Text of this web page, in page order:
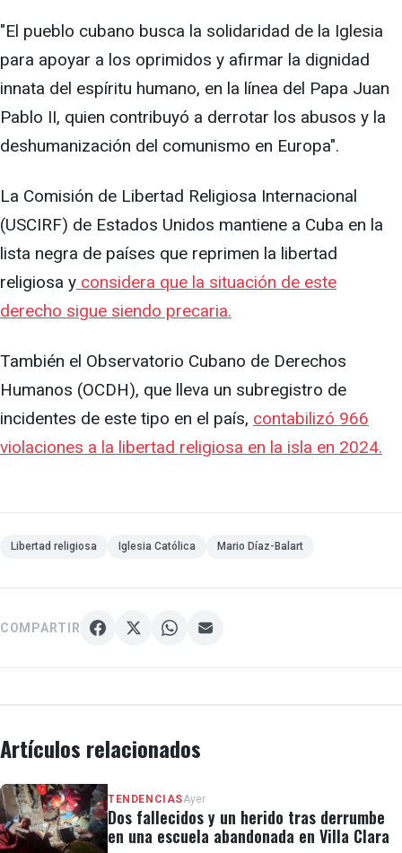
"El pueblo cubano busca la solidaridad de la Iglesia
para apoyar a los oprimidos y afirmar la dignidad
innata del espíritu humano, en la línea del Papa Juan
Pablo II, quien contribuyó a derrotar los abusos y la
deshumanización del comunismo en Europa".
La Comisión de Libertad Religiosa Internacional
(USCIRF) de Estados Unidos mantiene a Cuba en la
lista negra de países que reprimen la libertad
religiosa y considera que la situación de este
derecho sigue siendo precaria.
También el Observatorio Cubano de Derechos
Humanos (OCDH), que lleva un subregistro de
incidentes de este tipo en el país, contabilizó 966
violaciones a la libertad religiosa en la isla en 2024.
Libertad religiosa Iglesia Católica Mario Díaz-Balart
COMPARTIR
Artículos relacionados
TENDENCIASAyer
Dos fallecidos y un herido tras derrumbe
en una escuela abandonada en Villa Clara